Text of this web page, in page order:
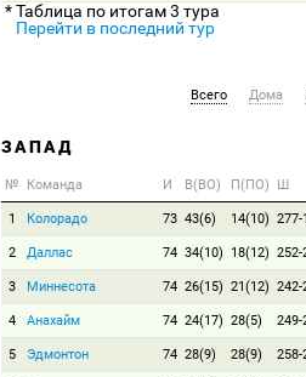
* Таблица по итогам 3 тура
Перейти в последний тур
Всего Дома
ЗАПАД
№ Команда И В(ВО) П(ПО) Ш
1 Колорадо 73 43(6) 14(10) 277-
2 Даллас 74 34(10) 18(12) 252-
3 Миннесота 74 26(15) 21(12) 242-
4 Анахайм 74 24(17) 28(5) 249-
5 Эдмонтон 74 28(9) 28(9) 258-